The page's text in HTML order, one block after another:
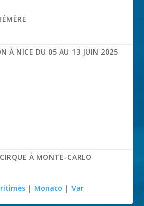
À NICE DU 05 AU 13 JUIN 2025
À MONTE-CARLO
| Monaco | Var